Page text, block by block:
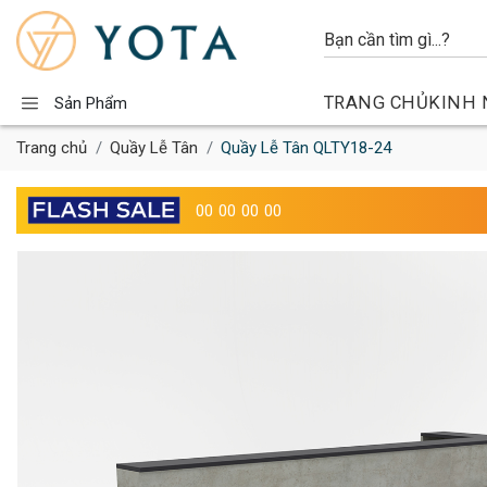
Sản Phẩm TRANG CHỦKINH
Trang chủ Quầy Lễ Tân Quầy Lễ Tân QLTY18-24
00 00 00 00